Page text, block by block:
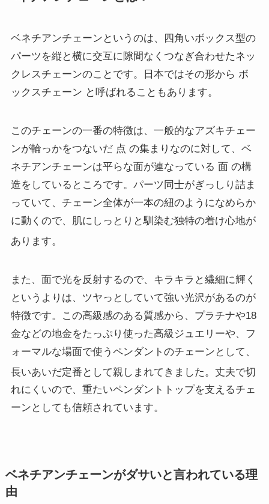
ベネチアンチェーンというのは、四角いボックス型の
パーツを縦と横に交互に隙間なくつなぎ合わせたネッ
クレスチェーンのことです。日本ではその形から ボ
ックスチェーン と呼ばれることもあります。
このチェーンの一番の特徴は、一般的なアズキチェー
ンが輪っかをつないだ 点 の集まりなのに対して、ベ
ネチアンチェーンは平らな面が連なっている 面 の構
造をしているところです。パーツ同士がぎっしり詰ま
っていて、チェーン全体が一本の紐のようになめらか
に動くので、肌にしっとりと馴染む独特の着け心地が
あります。
また、面で光を反射するので、キラキラと繊細に輝く
というよりは、ツヤっとしていて強い光沢があるのが
特徴です。この高級感のある質感から、プラチナや18
金などの地金をたっぷり使った高級ジュエリーや、フ
ォーマルな場面で使うペンダントのチェーンとして、
長いあいだ定番として親しまれてきました 。丈夫で切
れにくいので、重たいペンダントトップを支えるチェ
ーンとしても信頼されています。
ベネチアンチェーンがダサいと言われている理
由